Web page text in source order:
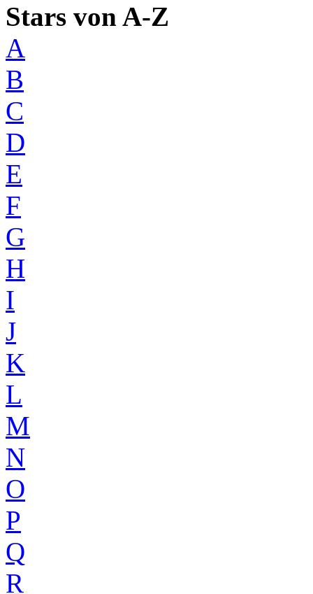
Stars von A-Z
A
B
C
D
E
F
G
H
I
J
K
L
M
N
O
P
Q
R